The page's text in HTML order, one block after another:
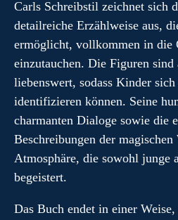
Carls Schreibstil zeichnet sich
detailreiche Erzählweise aus,
ermöglicht, vollkommen in die
einzutauchen. Die Figuren sind
liebenswert, sodass Kinder
identifizieren können. Seine
charmanten Dialoge sowie die
Beschreibungen der
Atmosphäre, die sowohl junge
begeistert.
Das Buch endet in einer